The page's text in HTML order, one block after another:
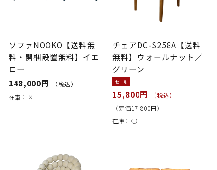
ソファNOOKO【送料無
料・開梱設置無料】イエ
ロー
148,000円
（税込）
在庫： ×
チェアDC-S258A【送料
無料】ウォールナット／
グリーン
セール
15,800円
（税込）
（定価17,800円）
在庫：○